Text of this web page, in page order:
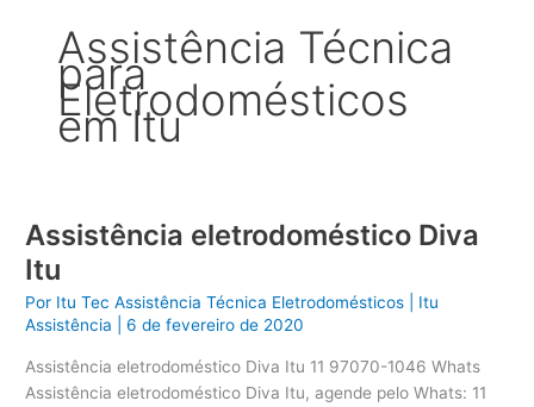
Assistência Técnica
para
Eletrodomésticos
em Itu
Assistência eletrodoméstico Diva
Itu
Por Itu Tec Assistência Técnica Eletrodomésticos
Itu
Assistência |6 de fevereiro de 2020
Assistência eletrodoméstico Diva Itu 11 97070-1046 Whats
Assistência eletrodoméstico Diva Itu, agende pelo Whats: 11